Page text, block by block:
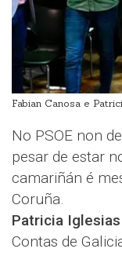
Fabian Canosa e
No PSOE non
pesar de estar
camariñán é
Coruña.
Patricia
Contas de